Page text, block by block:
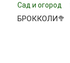
Сад и огород
БРОККОЛИ🥦